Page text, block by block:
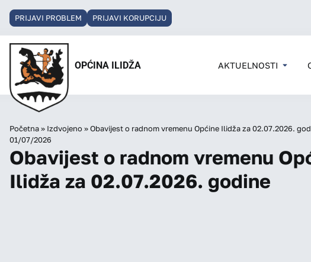
PRIJAVI PROBLEM PRIJAVI KORUPCIJU
OPĆINA ILIDŽA AKTUELNOSTI
Početna» Izdvojeno »Obavijest o radnom vremenu Općine Ilidža za 02.07.2026.
01/07/2026
Obavijest o radnom vremenu
Ilidža za 02.07.2026. godine